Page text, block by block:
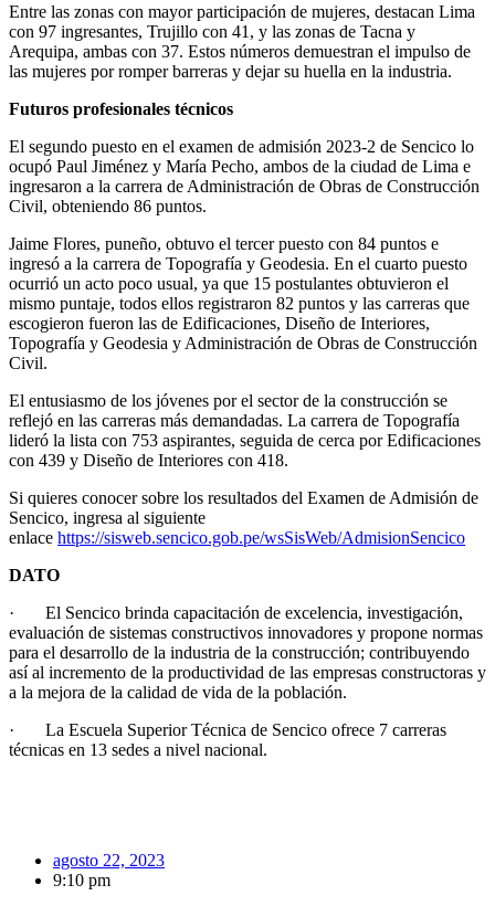
Entre las zonas con mayor participación de mujeres, destacan Lima
con 97 ingresantes, Trujillo con 41, y las zonas de Tacna y
Arequipa, ambas con 37. Estos números demuestran el impulso de
las mujeres por romper barreras y dejar su huella en la industria.
Futuros profesionales técnicos
El segundo puesto en el examen de admisión 2023-2 de Sencico lo
ocupó Paul Jiménez y María Pecho, ambos de la ciudad de Lima e
ingresaron a la carrera de Administración de Obras de Construcción
Civil, obteniendo 86 puntos.
Jaime Flores, puneño, obtuvo el tercer puesto con 84 puntos e
ingresó a la carrera de Topografía y Geodesia. En el cuarto puesto
ocurrió un acto poco usual, ya que 15 postulantes obtuvieron el
mismo puntaje, todos ellos registraron 82 puntos y las carreras que
escogieron fueron las de Edificaciones, Diseño de Interiores,
Topografía y Geodesia y Administración de Obras de Construcción
Civil.
El entusiasmo de los jóvenes por el sector de la construcción se
reflejó en las carreras más demandadas. La carrera de Topografía
lideró la lista con 753 aspirantes, seguida de cerca por Edificaciones
con 439 y Diseño de Interiores con 418.
Si quieres conocer sobre los resultados del Examen de Admisión de
Sencico, ingresa al siguiente
enlace https://sisweb.sencico.gob.pe/wsSisWeb/AdmisionSencico
DATO
· El Sencico brinda capacitación de excelencia, investigación,
evaluación de sistemas constructivos innovadores y propone normas
para el desarrollo de la industria de la construcción; contribuyendo
así al incremento de la productividad de las empresas constructoras y
a la mejora de la calidad de vida de la población.
· La Escuela Superior Técnica de Sencico ofrece 7 carreras
técnicas en 13 sedes a nivel nacional.
agosto 22, 2023
9:10 pm